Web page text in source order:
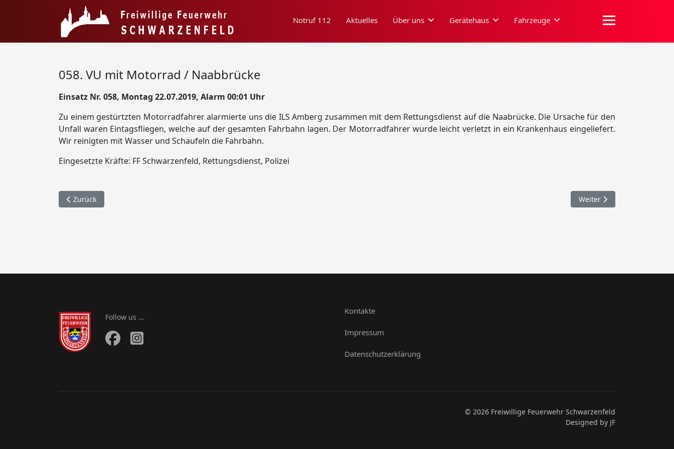
Notruf 112 Aktuelles Über uns Gerätehaus Fahrzeuge
058. VU mit Motorrad / Naabbrücke
Einsatz Nr. 058, Montag 22.07.2019, Alarm 00:01 Uhr
Zu einem gestürtzten Motorradfahrer alarmierte uns die ILS Amberg zusammen mit dem Rettungsdienst auf die Naabrücke. Die Ursache für den
Unfall waren Eintagsfliegen, welche auf der gesamten Fahrbahn lagen. Der Motorradfahrer wurde leicht verletzt in ein Krankenhaus eingeliefert.
Wir reinigten mit Wasser und Schaufeln die Fahrbahn.
Eingesetzte Kräfte: FF Schwarzenfeld, Rettungsdienst, Polizei
Vorheriger Beitrag: 059. Brand Traktor / Unterauerbach
Zurück Nächster Beitrag: 057.
Weiter
Follow us ...
Kontakte
Impressum
Datenschutzerklärung
© 2026 Freiwillige Feuerwehr Schwarzenfeld
Designed by JF